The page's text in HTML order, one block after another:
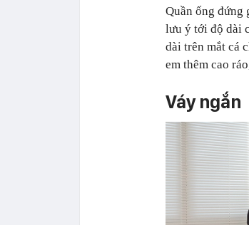
Quần ống đứng
lưu ý tới độ dài
dài trên mắt cá
em thêm cao
Váy ngắn